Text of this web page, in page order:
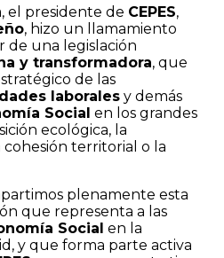
el presidente de CEPES,
, hizo un llamamiento
de una legislación
y transformadora, que
de las
laboralesy demás
Social en los grandes
ecológica, la
territorial o la
plenamente esta
que representa a las
Social en la
y que forma parte activa